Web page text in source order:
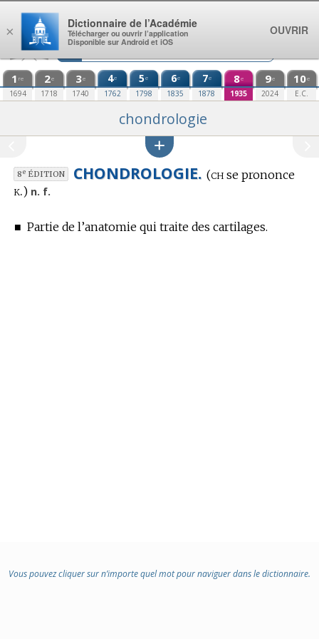
Aller au contenu
1 re
1694
2e
1718
3e
1740
4e
1762
5e
1798
6e
1835
7e
1878
8e
1935
9e
2024
10e
E.C.
chondrologie
8eÉDITION CHONDROLOGIE. (ch se prononce
k.) n. f.
■ Partie de l’anatomie qui traite des cartilages.
Vous pouvez cliquer sur n’importe quel mot pour naviguer dans le dictionnaire.
×
Dictionnaire de l’Académie
Télécharger ou ouvrir l’application
Disponible sur Android et iOS
OUVRIR